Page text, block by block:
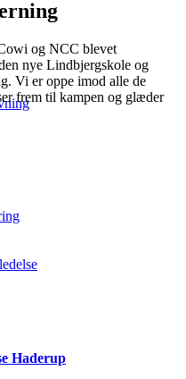
og NCC blevet
nye Lindbjergskole og
Vi er oppe imod alle de
frem til kampen og glæder
Haderup